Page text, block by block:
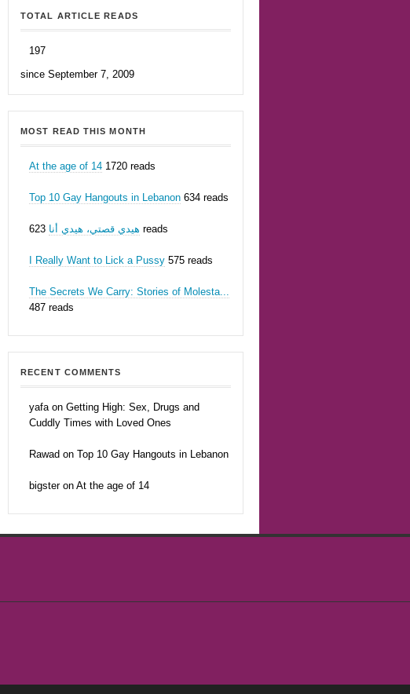
TOTAL ARTICLE READS
197
since September 7, 2009
MOST READ THIS MONTH
At the age of 14 1720 reads
Top 10 Gay Hangouts in Lebanon 634 reads
هيدي قصتي، هيدي أنا 623 reads
I Really Want to Lick a Pussy 575 reads
The Secrets We Carry: Stories of Molesta...
487 reads
RECENT COMMENTS
yafa on Getting High: Sex, Drugs and
Cuddly Times with Loved Ones
Rawad on Top 10 Gay Hangouts in Lebanon
bigster on At the age of 14